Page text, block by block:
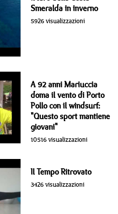
Smeralda in inverno
5926 visualizzazioni
A 92 anni Mariuccia
doma il vento di Porto
Pollo con il windsurf:
"Questo sport mantiene
giovani"
10516 visualizzazioni
Il Tempo Ritrovato
3426 visualizzazioni